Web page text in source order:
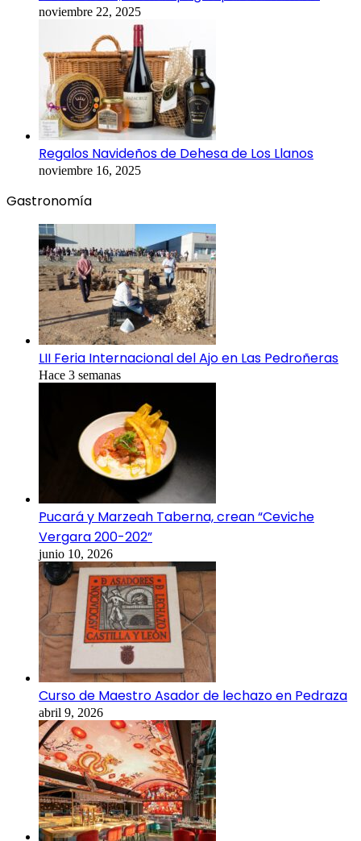
noviembre 22, 2025
Regalos Navideños de Dehesa de Los Llanos
noviembre 16, 2025
Gastronomía
LII Feria Internacional del Ajo en Las Pedroñeras
Hace 3 semanas
Pucará y Marzeah Taberna, crean “Ceviche
Vergara 200-202”
junio 10, 2026
Curso de Maestro Asador de lechazo en Pedraza
abril 9, 2026